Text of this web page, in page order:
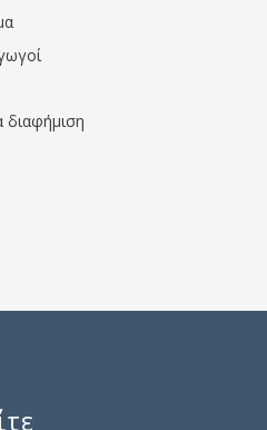
διαφήμιση